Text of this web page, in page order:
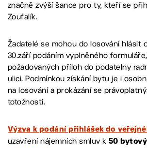
značně zvýší šance pro ty, kteří se
Zoufalík.
Žadatelé se mohou do losování hlásit
30.září podáním vyplněného
požadovaných příloh do podatelny
ulici. Podmínkou získání bytu je i
na losování a prokázání se
totožnosti.
Výzva k podání přihlášek do
uzavření nájemních smluv k 50